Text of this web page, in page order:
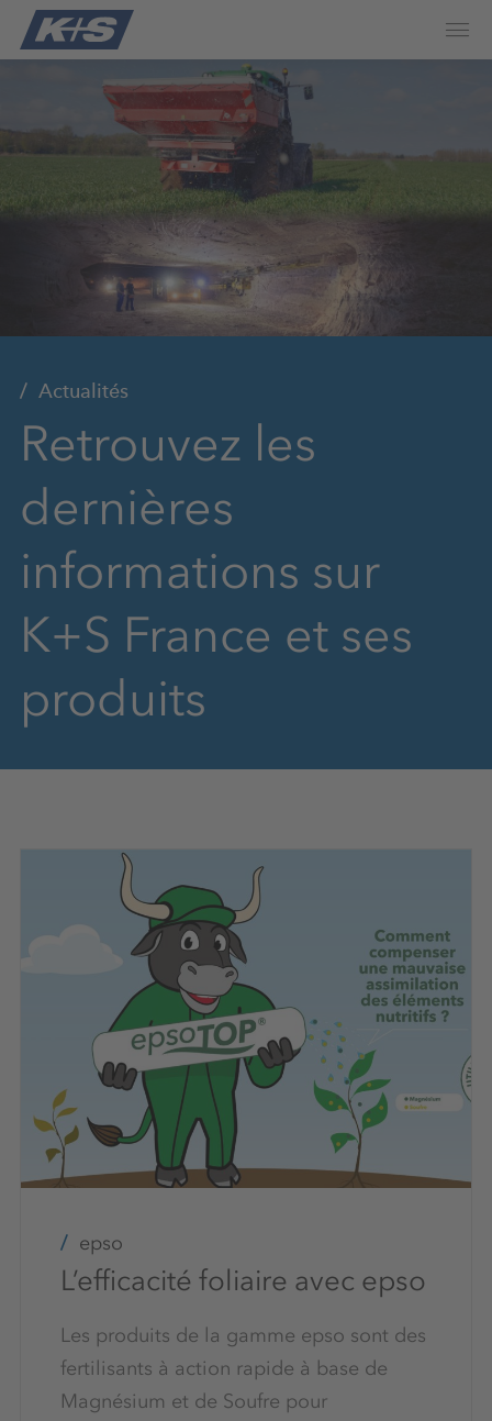
Actualités
Retrouvez les
dernières
informations sur
K+S France et ses
produits
epso
L’efficacité foliaire avec epso
Les produits de la gamme epso sont des
fertilisants à action rapide à base de
Magnésium et de Soufre pour